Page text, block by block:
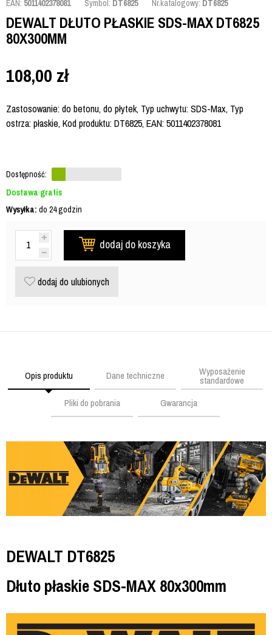
EAN: 5011402378081 Symbol: DT6825 Nr.katalogowy: DT6825
DEWALT DŁUTO PŁASKIE SDS-MAX DT6825
80X300MM
108,00 zł
Zastosowanie: do betonu, do płytek, Typ uchwytu: SDS-Max, Typ
ostrza: płaskie, Kod produktu: DT6825, EAN: 5011402378081
Dostępność:
Dostawa gratis
Wysyłka: do 24 godzin
dodaj do koszyka
dodaj do ulubionych
Opis produktu Dane techniczne Wyposażenie
standardowe
Pliki do pobrania
Gwarancja
DEWALT DT6825
Dłuto płaskie SDS-MAX 80x300mm